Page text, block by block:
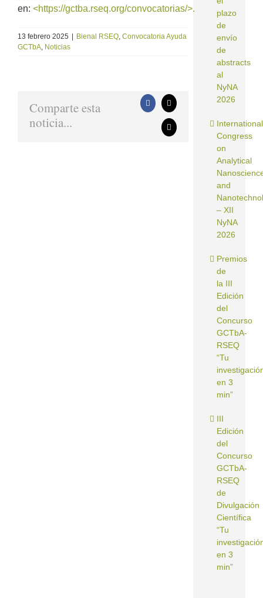
en: <https://gctba.rseq.org/convocatorias/>.
13 febrero 2025 Bienal RSEQ, Convocatoria Ayuda
GCTbA, Noticias
Comparte esta
noticia...
Facebook
X
Correo
electrónico
plazo
de
envío
de
abstracts
al
NyNA
2026
International
Congress
on
Analytical
and
– XII
NyNA
2026
Premios
de
la III
Edición
del
Concurso
GCTbA-
RSEQ
“Tu
en 3
min”
III
Edición
del
Concurso
GCTbA-
RSEQ
de
Divulgación
Científica
“Tu
en 3
min”